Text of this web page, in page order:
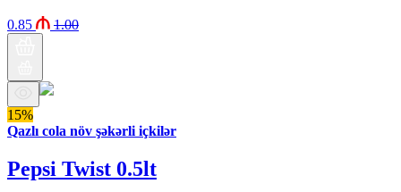
0.85 1.00
15%
Qazlı cola növ şəkərli içkilər
Pepsi Twist 0.5lt